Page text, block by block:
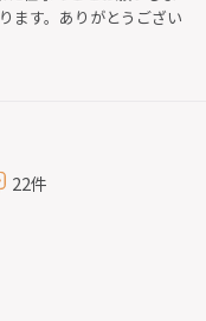
ます。ありがとうござい
22件